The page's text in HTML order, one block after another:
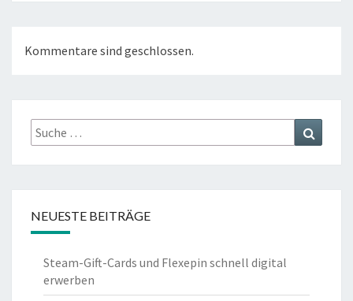
Kommentare sind geschlossen.
Suche
nach:
NEUESTE BEITRÄGE
Steam-Gift-Cards und Flexepin schnell digital
erwerben